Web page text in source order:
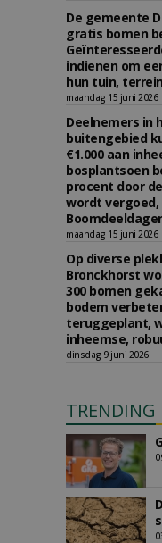
De gemeente
gratis bomen
indienen om
hun tuin,
maandag 15 juni 2026
Deelnemers in
buitengebied
€1.000 aan
bosplantsoen
procent door
wordt vergoed,
maandag 15 juni 2026
Op diverse
Bronckhorst
300 bomen
bodem
teruggeplant,
inheemse,
dinsdag 9 juni 2026
TRENDING